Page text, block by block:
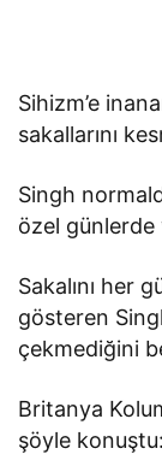
Sihizm’e
sakallarını
Singh
özel günlerde
Sakalını her
gösteren
çekmediğini
Britanya
şöyle konuştu: